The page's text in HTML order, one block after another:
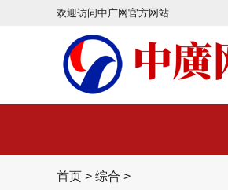
欢迎访问中广网官方网站
首页 > 综合 >